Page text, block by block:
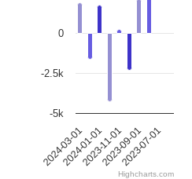
2024-03-01
2024-01-01
2023-11-01
2023-09-01
2023-07-01
-5k
-2.5k
0
Highcharts.com